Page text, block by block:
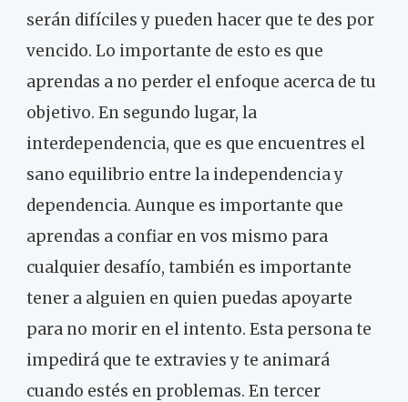
serán difíciles y pueden hacer que te des por
vencido. Lo importante de esto es que
aprendas a no perder el enfoque acerca de tu
objetivo. En segundo lugar, la
interdependencia, que es que encuentres el
sano equilibrio entre la independencia y
dependencia. Aunque es importante que
aprendas a confiar en vos mismo para
cualquier desafío, también es importante
tener a alguien en quien puedas apoyarte
para no morir en el intento. Esta persona te
impedirá que te extravies y te animará
cuando estés en problemas. En tercer